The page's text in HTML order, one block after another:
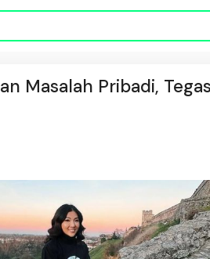
Masalah Pribadi,